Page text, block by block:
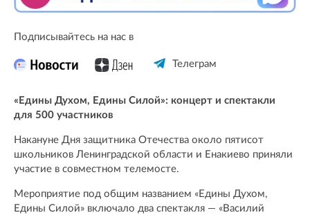
Подписывайтесь на нас в
Телеграм
«Едины Духом, Едины Силой»: концерт и спектакли
для 500 участников
Накануне Дня защитника Отечества около пятисот
школьников Ленинградской области и Енакиево приняли
участие в совместном телемосте.
Мероприятие под общим названием «Едины Духом,
Едины Силой» включало два спектакля — «Василий